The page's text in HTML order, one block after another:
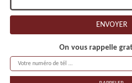
On vous rappelle